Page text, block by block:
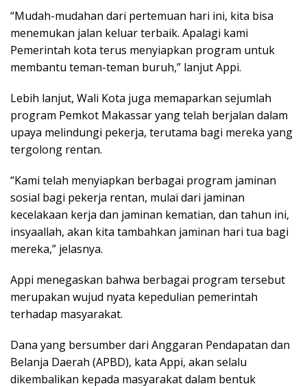
“Mudah-mudahan dari pertemuan hari ini, kita bisa
menemukan jalan keluar terbaik. Apalagi kami
Pemerintah kota terus menyiapkan program untuk
membantu teman-teman buruh,” lanjut Appi.
Lebih lanjut, Wali Kota juga memaparkan sejumlah
program Pemkot Makassar yang telah berjalan dalam
upaya melindungi pekerja, terutama bagi mereka yang
tergolong rentan.
“Kami telah menyiapkan berbagai program jaminan
sosial bagi pekerja rentan, mulai dari jaminan
kecelakaan kerja dan jaminan kematian, dan tahun ini,
insyaallah, akan kita tambahkan jaminan hari tua bagi
mereka,” jelasnya.
Appi menegaskan bahwa berbagai program tersebut
merupakan wujud nyata kepedulian pemerintah
terhadap masyarakat.
Dana yang bersumber dari Anggaran Pendapatan dan
Belanja Daerah (APBD), kata Appi, akan selalu
dikembalikan kepada masyarakat dalam bentuk